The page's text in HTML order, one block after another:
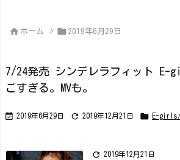
 ホーム >  2019年6月29日
7/24発売 シンデレラフィット E-
ごすぎる。MVも。
 2019年6月29日  2019年12月21日  E-girls/
 2019年12月21日